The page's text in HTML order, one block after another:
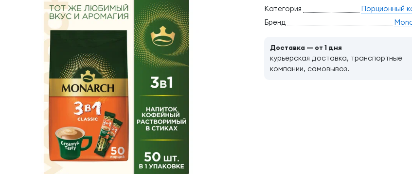
Категория
Порционный
Бренд
Доставка — от 1 дня
курьерская доставка, транспортные
компании, самовывоз.